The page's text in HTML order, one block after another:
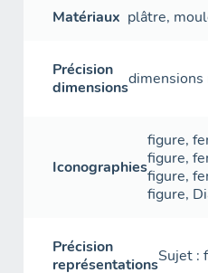
Matériaux plâtre,
Précision
dimensionsdimensions
Iconographies
figure,
figure,
figure,
figure,
Précision
représentationsSujet :